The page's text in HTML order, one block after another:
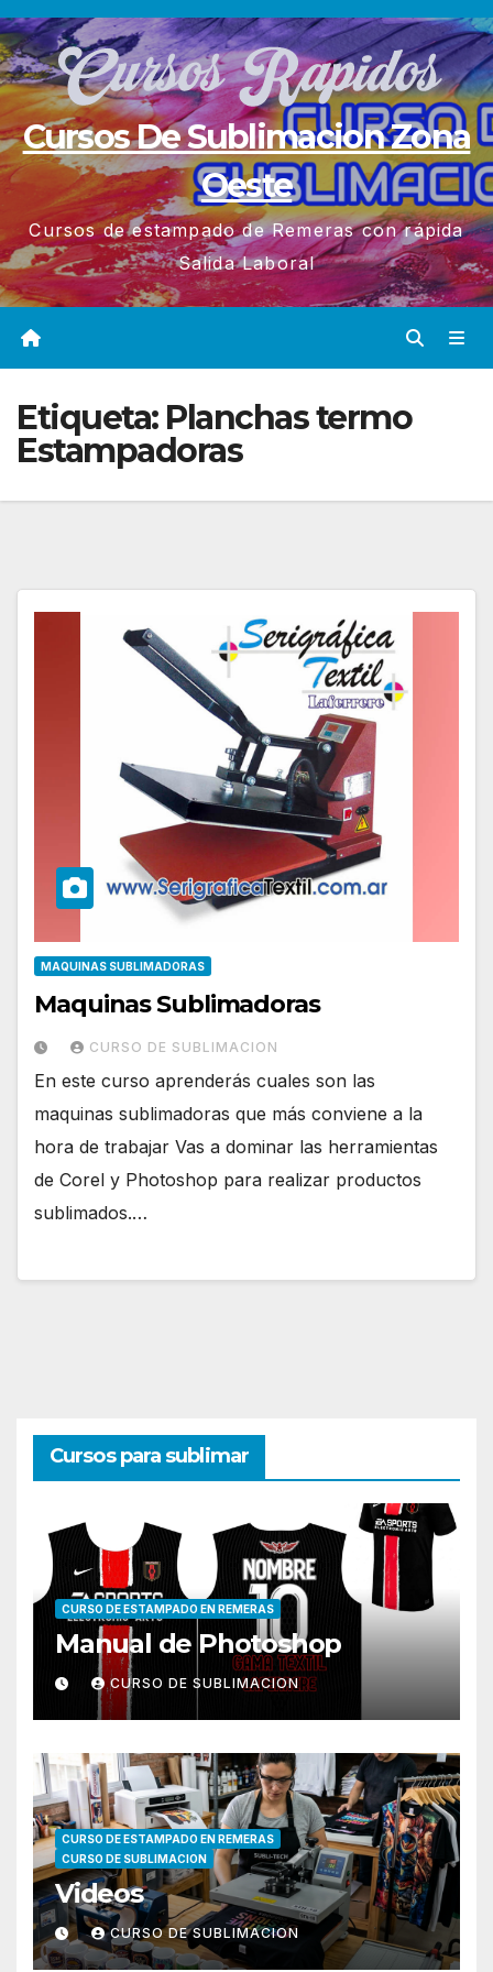
Saltar
al
contenido
Cursos De Sublimacion Zona
Oeste
Cursos de estampado de Remeras con rápida
Salida Laboral
Etiqueta: Planchas termo
Estampadoras
MAQUINAS SUBLIMADORAS
Maquinas Sublimadoras
CURSO DE SUBLIMACION
En este curso aprenderás cuales son las
maquinas sublimadoras que más conviene a la
hora de trabajar Vas a dominar las herramientas
de Corel y Photoshop para realizar productos
sublimados.…
Cursos para sublimar
CURSO DE ESTAMPADO EN REMERAS
Manual de Photoshop
CURSO DE SUBLIMACION
CURSO DE ESTAMPADO EN REMERAS
CURSO DE SUBLIMACION
Videos
CURSO DE SUBLIMACION